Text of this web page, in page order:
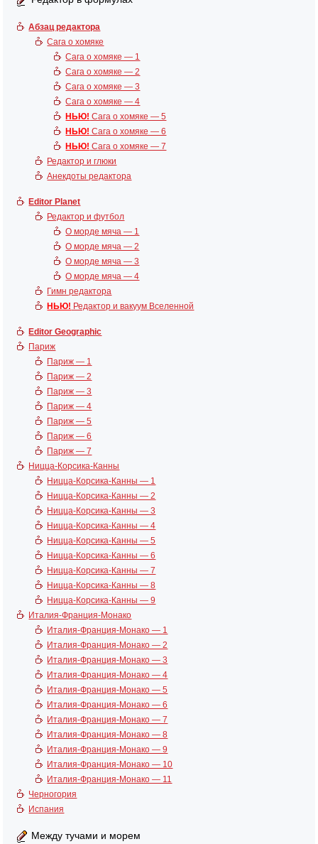
Абзац редактора
Сага о хомяке
Сага о хомяке — 1
Сага о хомяке — 2
Сага о хомяке — 3
Сага о хомяке — 4
НЬЮ! Сага о хомяке — 5
НЬЮ! Сага о хомяке — 6
НЬЮ! Сага о хомяке — 7
Редактор и глюки
Анекдоты редактора
Editor Planet
Редактор и футбол
О морде мяча — 1
О морде мяча — 2
О морде мяча — 3
О морде мяча — 4
Гимн редактора
НЬЮ! Редактор и вакуум Вселенной
Editor Geographic
Париж
Париж — 1
Париж — 2
Париж — 3
Париж — 4
Париж — 5
Париж — 6
Париж — 7
Ницца-Корсика-Канны
Ницца-Корсика-Канны — 1
Ницца-Корсика-Канны — 2
Ницца-Корсика-Канны — 3
Ницца-Корсика-Канны — 4
Ницца-Корсика-Канны — 5
Ницца-Корсика-Канны — 6
Ницца-Корсика-Канны — 7
Ницца-Корсика-Канны — 8
Ницца-Корсика-Канны — 9
Италия-Франция-Монако
Италия-Франция-Монако — 1
Италия-Франция-Монако — 2
Италия-Франция-Монако — 3
Италия-Франция-Монако — 4
Италия-Франция-Монако — 5
Италия-Франция-Монако — 6
Италия-Франция-Монако — 7
Италия-Франция-Монако — 8
Италия-Франция-Монако — 9
Италия-Франция-Монако — 10
Италия-Франция-Монако — 11
Черногория
Испания
Между тучами и морем